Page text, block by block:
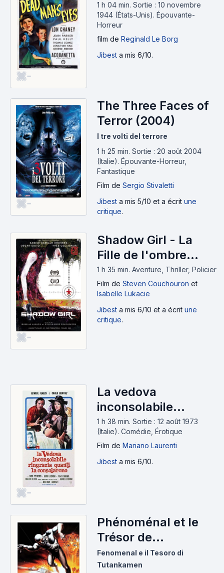
-
1 h 04 min. Sortie : 10 novembre
1944 (États-Unis). Épouvante-
Horreur
film de Reginald Le Borg
Jibest a mis 6/10.
-
The Three Faces of
Terror (2004)
I tre volti del terrore
1 h 25 min. Sortie : 20 août 2004
(Italie). Épouvante-Horreur,
Fantastique
Film de Sergio Stivaletti
Jibest a mis 5/10 et a écrit une
critique.
-
Shadow Girl - La
Fille de l'ombre
(2003)
1 h 35 min. Aventure, Thriller, Policier
Film de Steven Couchouron et
Isabelle Lukacie
Jibest a mis 6/10 et a écrit une
critique.
-
La vedova
inconsolabile
ringrazia quanti la
consolarono (1973)
1 h 38 min. Sortie : 12 août 1973
(Italie). Comédie, Érotique
Film de Mariano Laurenti
Jibest a mis 6/10.
Phénoménal et le
Trésor de
Toutânkhamon
(1968)
Fenomenal e il Tesoro di
Tutankamen